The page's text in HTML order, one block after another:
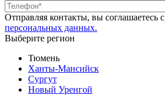
Отправляя контакты, вы соглашаетесь с
персональных данных.
Выберите регион
Тюмень
Ханты-Мансийск
Сургут
Новый Уренгой